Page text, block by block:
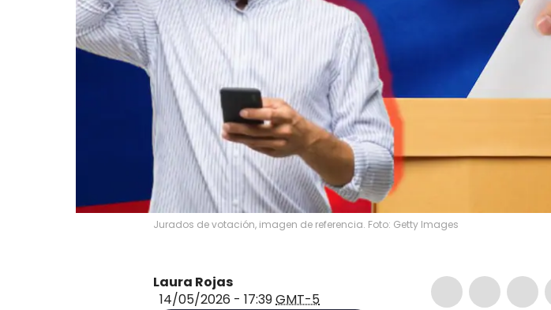
Jurados de votación, imagen de referencia. Foto: Getty Images
Laura Rojas
14/05/2026 - 17:39GMT-5